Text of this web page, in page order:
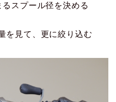
スプール径を決める
を見て、更に絞り込む